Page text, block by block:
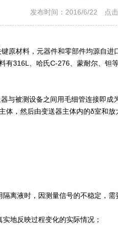
发布时间：2016/6/22 点击
原材料，元器件和零部件均源自
有316L、哈氏C-276、蒙耐尔、
与被测设备之间用毛细管连接即
体，然后由变送器主体内的δ室和
离液时，因测量信号的不稳定，需
地反映过程变化的实际情况；